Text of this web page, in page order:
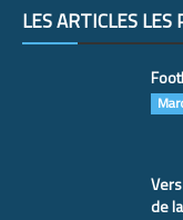
LES ARTICLES LES
de